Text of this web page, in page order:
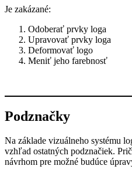
Je zakázané:
Odoberať prvky loga
Upravovať prvky loga
Deformovať logo
Meniť jeho farebnosť
Podznačky
Na základe vizuálneho systému
vzhľad ostatných podznačiek.
návrhom pre možné budúce